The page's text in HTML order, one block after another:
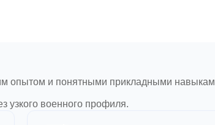
опытом и понятными прикладными
узкого военного профиля.